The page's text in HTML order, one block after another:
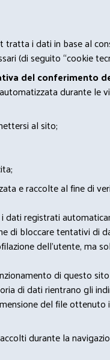
i dati in base al
(di seguito “cookie
del conferimento
durante
al sito;
e raccolte al fine di
dati registrati
di bloccare tentativi
dell'utente, ma
di questo
di dati rientrano gli
del file
durante la